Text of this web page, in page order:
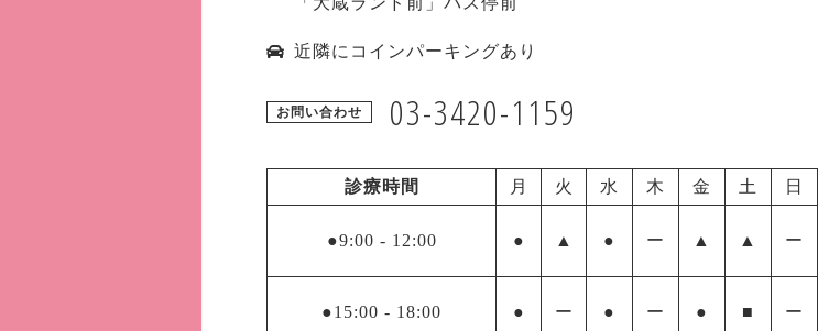
近隣にコインパーキングあり
お問い合わせ 03-3420-1159
診療時間 月 火 水 木 金 土 日
●9:00 - 12:00 ● ▲ ● ー ▲ ▲ ー
●15:00 - 18:00 ● ー ● ー ● ■ ー